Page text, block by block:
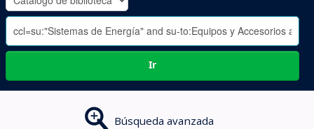
-
Ir
Búsqueda avanzada